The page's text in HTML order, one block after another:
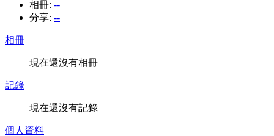
相冊: --
分享: --
相冊
現在還沒有相冊
記錄
現在還沒有記錄
個人資料